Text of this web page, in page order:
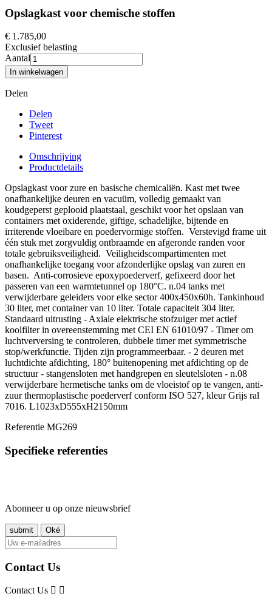
Opslagkast voor chemische stoffen
€ 1.785,00
Exclusief belasting
Aantal
In winkelwagen
Delen
Delen
Tweet
Pinterest
Omschrijving
Productdetails
Opslagkast voor zure en basische chemicaliën. Kast met twee
onafhankelijke deuren en vacuüm, volledig gemaakt van
koudgeperst geplooid plaatstaal, geschikt voor het opslaan van
containers met oxiderende, giftige, schadelijke, bijtende en
irriterende vloeibare en poedervormige stoffen. Verstevigd frame uit
één stuk met zorgvuldig ontbraamde en afgeronde randen voor
totale gebruiksveiligheid. Veiligheidscompartimenten met
onafhankelijke toegang voor afzonderlijke opslag van zuren en
basen. Anti-corrosieve epoxypoederverf, gefixeerd door het
passeren van een warmtetunnel op 180°C. n.04 tanks met
verwijderbare geleiders voor elke sector 400x450x60h. Tankinhoud
30 liter, met container van 10 liter. Totale capaciteit 304 liter.
Standaard uitrusting - Axiale elektrische stofzuiger met actief
koolfilter in overeenstemming met CEI EN 61010/97 - Timer om
luchtverversing te controleren, dubbele timer met symmetrische
stop/werkfunctie. Tijden zijn programmeerbaar. - 2 deuren met
luchtdichte afdichting, 180° buitenopening met afdichting op de
structuur - stangensloten met handgrepen en sleutelsloten - n.08
verwijderbare hermetische tanks om de vloeistof op te vangen, anti-
zuur thermoplastische poederverf conform ISO 527, kleur Grijs ral
7016. L1023xD555xH2150mm
Referentie MG269
Specifieke referenties
Abonneer u op onze nieuwsbrief
Contact Us
Contact Us